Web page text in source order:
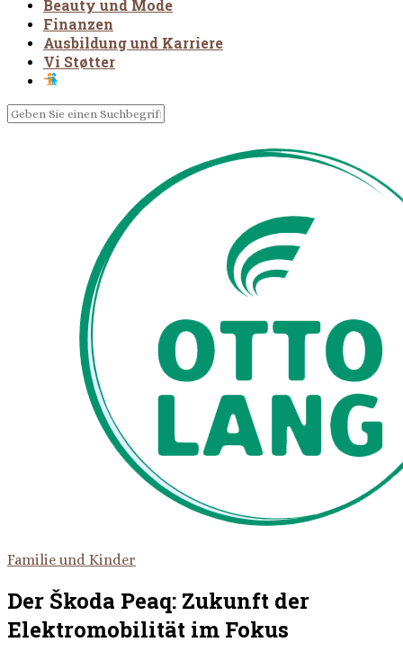
Beauty und Mode
Finanzen
Ausbildung und Karriere
Vi Støtter
Familie und Kinder
Der Škoda Peaq: Zukunft der
Elektromobilität im Fokus